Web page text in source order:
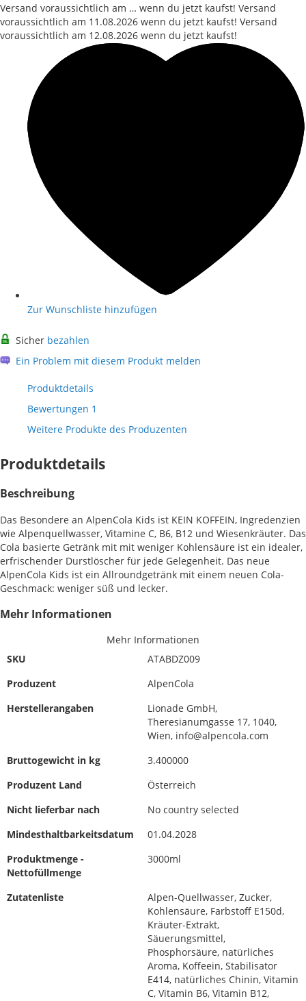
Versand voraussichtlich am … wenn du jetzt kaufst! Versand
voraussichtlich am 11.08.2026 wenn du jetzt kaufst! Versand
voraussichtlich am 12.08.2026 wenn du jetzt kaufst!
Zur Wunschliste hinzufügen
Sicher bezahlen
Ein Problem mit diesem Produkt melden
Produktdetails
Bewertungen 1
Weitere Produkte des Produzenten
Produktdetails
Beschreibung
Das Besondere an AlpenCola Kids ist KEIN KOFFEIN, Ingredenzien
wie Alpenquellwasser, Vitamine C, B6, B12 und Wiesenkräuter. Das
Cola basierte Getränk mit mit weniger Kohlensäure ist ein idealer,
erfrischender Durstlöscher für jede Gelegenheit. Das neue
AlpenCola Kids ist ein Allroundgetränk mit einem neuen Cola-
Geschmack: weniger süß und lecker.
Mehr Informationen
Mehr Informationen
SKU
ATABDZ009
Produzent
AlpenCola
Herstellerangaben
Lionade GmbH,
Theresianumgasse 17, 1040,
Wien, info@alpencola.com
Bruttogewicht in kg
3.400000
Produzent Land
Österreich
Nicht lieferbar nach
No country selected
Mindesthaltbarkeitsdatum
01.04.2028
Produktmenge -
Nettofüllmenge
3000ml
Zutatenliste
Alpen-Quellwasser, Zucker,
Kohlensäure, Farbstoff E150d,
Kräuter-Extrakt,
Säuerungsmittel,
Phosphorsäure, natürliches
Aroma, Koffeein, Stabilisator
E414, natürliches Chinin, Vitamin
C, Vitamin B6, Vitamin B12,